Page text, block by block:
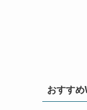
おすす